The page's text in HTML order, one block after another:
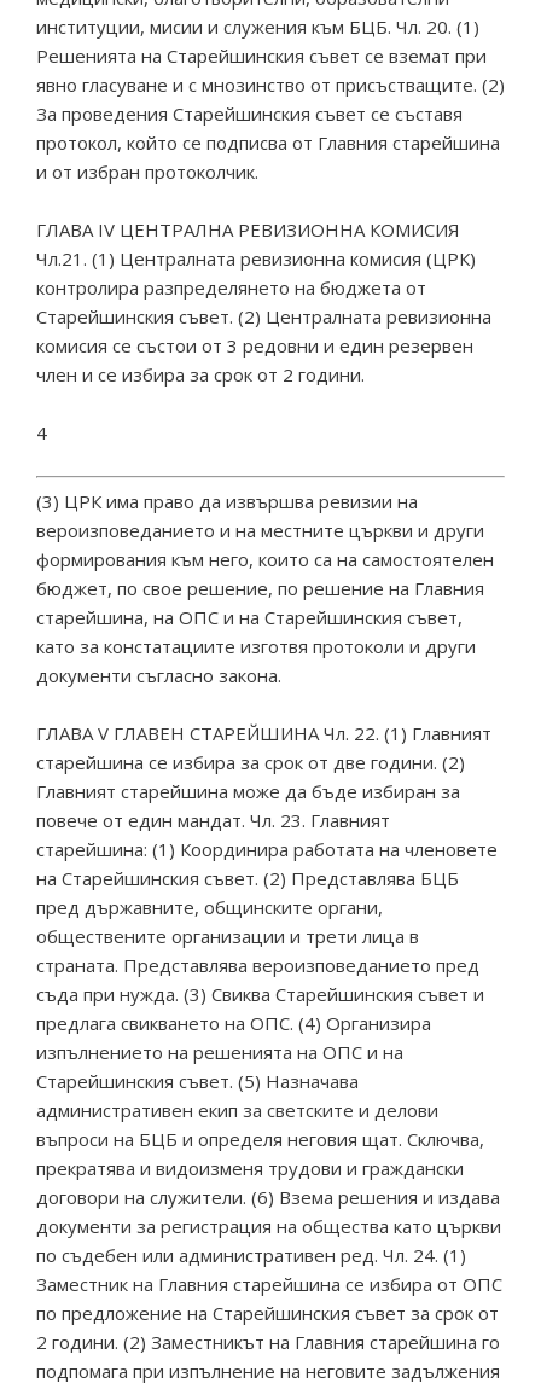
институции, мисии и служения към БЦБ. Чл. 20. (1)
Решенията на Старейшинския съвет се вземат при
явно гласуване и с мнозинство от присъстващите. (2)
За проведения Старейшинския съвет се съставя
протокол, който се подписва от Главния старейшина
и от избран протоколчик.
ГЛАВА IV ЦЕНТРАЛНА РЕВИЗИОННА КОМИСИЯ
Чл.21. (1) Централната ревизионна комисия (ЦРК)
контролира разпределянето на бюджета от
Старейшинския съвет. (2) Централната ревизионна
комисия се състои от 3 редовни и един резервен
член и се избира за срок от 2 години.
4
(3) ЦРК има право да извършва ревизии на
вероизповеданието и на местните църкви и други
формирования към него, които са на самостоятелен
бюджет, по свое решение, по решение на Главния
старейшина, на ОПС и на Старейшинския съвет,
като за констатациите изготвя протоколи и други
документи съгласно закона.
ГЛАВА V ГЛАВЕН СТАРЕЙШИНА Чл. 22. (1) Главният
старейшина се избира за срок от две години. (2)
Главният старейшина може да бъде избиран за
повече от един мандат. Чл. 23. Главният
старейшина: (1) Координира работата на членовете
на Старейшинския съвет. (2) Представлява БЦБ
пред държавните, общинските органи,
обществените организации и трети лица в
страната. Представлява вероизповеданието пред
съда при нужда. (3) Свиква Старейшинския съвет и
предлага свикването на ОПС. (4) Организира
изпълнението на решенията на ОПС и на
Старейшинския съвет. (5) Назначава
административен екип за светските и делови
въпроси на БЦБ и определя неговия щат. Сключва,
прекратява и видоизменя трудови и граждански
договори на служители. (6) Взема решения и издава
документи за регистрация на общества като църкви
по съдебен или административен ред. Чл. 24. (1)
Заместник на Главния старейшина се избира от ОПС
по предложение на Старейшинския съвет за срок от
2 години. (2) Заместникът на Главния старейшина го
подпомага при изпълнение на неговите задължения